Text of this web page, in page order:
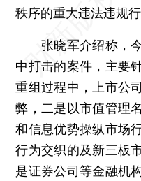
秩序的重大违法违规
张晓军介绍称，今
中打击的案件，主要
重组过程中，上市公
弊，二是以市值管理
和信息优势操纵市场
行为交织的及新三板
是证券公司等金融机